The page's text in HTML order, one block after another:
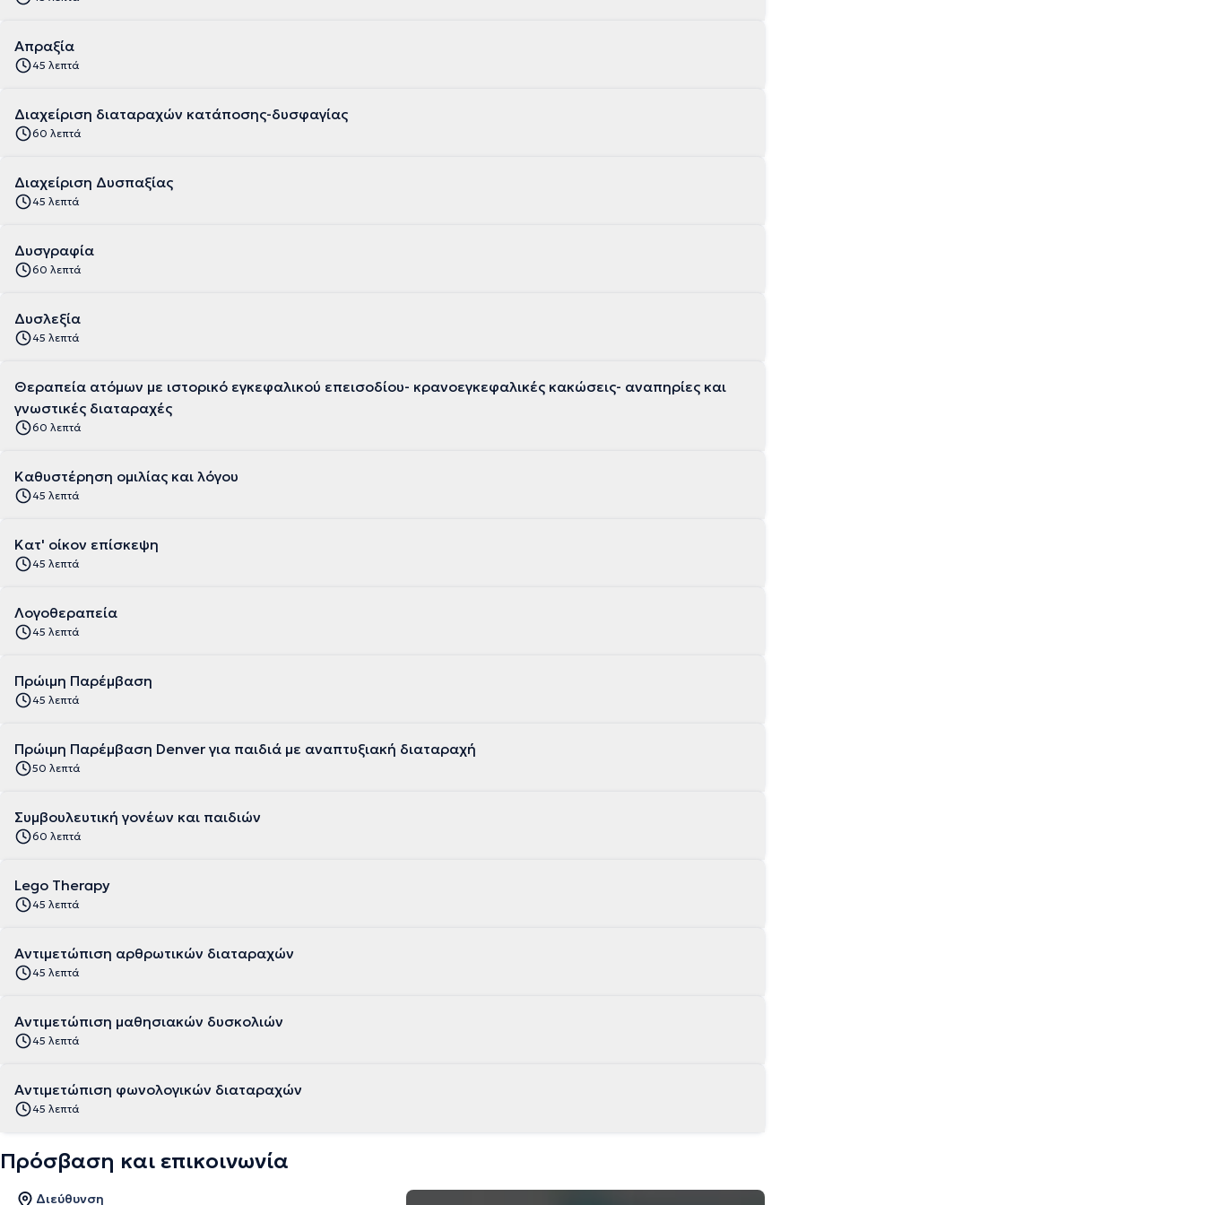
Απραξία
45 λεπτά
Διαχείριση διαταραχών κατάποσης-δυσφαγίας
60 λεπτά
Διαχείριση Δυσπαξίας
45 λεπτά
Δυσγραφία
60 λεπτά
Δυσλεξία
45 λεπτά
Θεραπεία ατόμων με ιστορικό εγκεφαλικού επεισοδίου- κρανοεγκεφαλικές κακώσεις- αναπηρίες και
γνωστικές διαταραχές
60 λεπτά
Καθυστέρηση ομιλίας και λόγου
45 λεπτά
Κατ' οίκον επίσκεψη
45 λεπτά
Λογοθεραπεία
45 λεπτά
Πρώιμη Παρέμβαση
45 λεπτά
Πρώιμη Παρέμβαση Denver για παιδιά με αναπτυξιακή διαταραχή
50 λεπτά
Συμβουλευτική γονέων και παιδιών
60 λεπτά
Lego Therapy
45 λεπτά
Αντιμετώπιση αρθρωτικών διαταραχών
45 λεπτά
Αντιμετώπιση μαθησιακών δυσκολιών
45 λεπτά
Αντιμετώπιση φωνολογικών διαταραχών
45 λεπτά
Πρόσβαση και επικοινωνία
Διεύθυνση